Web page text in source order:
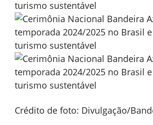
Crédito de foto: Divulgação/